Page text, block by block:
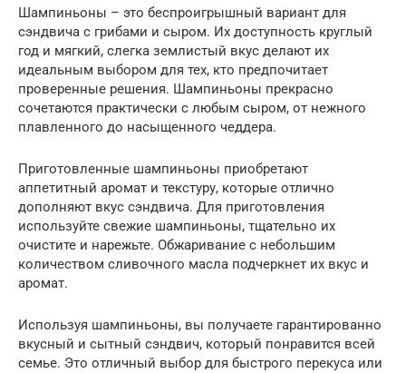
Шампиньоны – это беспроигрышный вариант для
сэндвича с грибами и сыром. Их доступность круглый
год и мягкий, слегка землистый вкус делают их
идеальным выбором для тех, кто предпочитает
проверенные решения. Шампиньоны прекрасно
сочетаются практически с любым сыром, от нежного
плавленного до насыщенного чеддера.
Приготовленные шампиньоны приобретают
аппетитный аромат и текстуру, которые отлично
дополняют вкус сэндвича. Для приготовления
используйте свежие шампиньоны, тщательно их
очистите и нарежьте. Обжаривание с небольшим
количеством сливочного масла подчеркнет их вкус и
аромат.
Используя шампиньоны, вы получаете гарантированно
вкусный и сытный сэндвич, который понравится всей
семье. Это отличный выбор для быстрого перекуса или